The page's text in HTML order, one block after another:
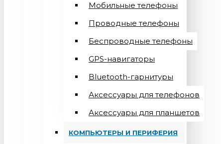
Мобильные телефоны
Проводные телефоны
Беспроводные телефоны
GPS-навигаторы
Bluetooth-гарнитуры
Аксессуары для телефонов
Аксессуары для планшетов
КОМПЬЮТЕРЫ И ПЕРИФЕРИЯ